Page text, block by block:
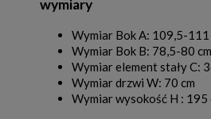
wymiary
Wymiar Bok A: 109,5-111
Wymiar Bok B: 78,5-80 cm
Wymiar element stały C:
Wymiar drzwi W: 70 cm
Wymiar wysokość H : 195